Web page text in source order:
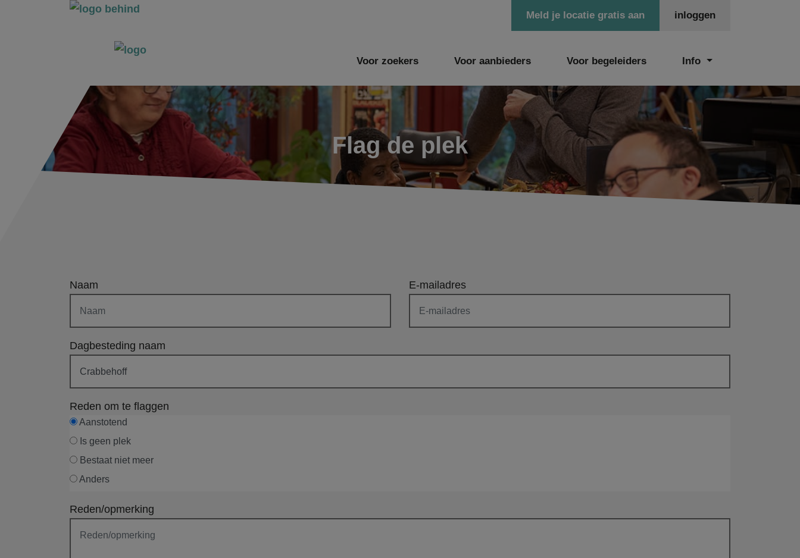
inloggen
Meld je locatie gratis aan
Voor zoekers Voor aanbieders Voor begeleiders Info
Flag de plek
Naam E-mailadres
Dagbesteding naam
Reden om te flaggen
Aanstotend
Is geen plek
Bestaat niet meer
Anders
Reden/opmerking